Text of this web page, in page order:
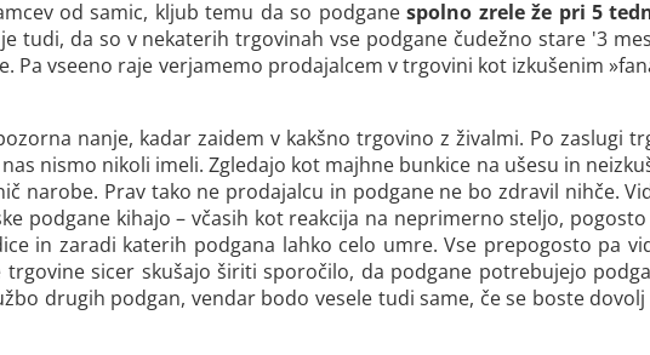
od samic, kljub temu da so podganespolno zrele že pri 5
tudi, da so v nekaterih trgovinah vse podgane čudežno stare '3
Pa vseeno raje verjamemo prodajalcem v trgovini kot izkušenim
nanje, kadar zaidem v kakšno trgovino z živalmi. Po zaslugi
nismo nikoli imeli. Zgledajo kot majhne bunkice na ušesu in
narobe. Prav tako ne prodajalcu in podgane ne bo zdravil nihče.
podgane kihajo – včasih kot reakcija na neprimerno steljo,
in zaradi katerih podgana lahko celo umre. Vse prepogosto pa
sicer skušajo širiti sporočilo, da podgane potrebujejo
drugih podgan, vendar bodo vesele tudi same, če se boste